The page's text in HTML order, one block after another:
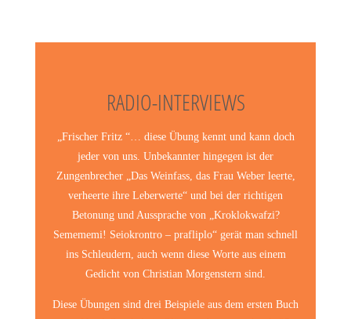
RADIO-INTERVIEWS
„Frischer Fritz “… diese Übung kennt und kann doch
jeder von uns. Unbekannter hingegen ist der
Zungenbrecher „Das Weinfass, das Frau Weber leerte,
verheerte ihre Leberwerte“ und bei der richtigen
Betonung und Aussprache von „Kroklokwafzi?
Semememi! Seiokrontro – prafliplo“ gerät man schnell
ins Schleudern, auch wenn diese Worte aus einem
Gedicht von Christian Morgenstern sind.
Diese Übungen sind drei Beispiele aus dem ersten Buch